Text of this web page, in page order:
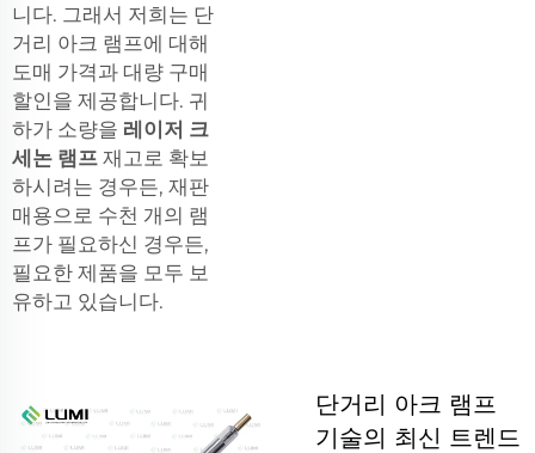
니다. 그래서 저희는 단
거리 아크 램프에 대해
도매 가격과 대량 구매
할인을 제공합니다. 귀
하가 소량을 레이저 크
세논 램프 재고로 확보
하시려는 경우든, 재판
매용으로 수천 개의 램
프가 필요하신 경우든,
필요한 제품을 모두 보
유하고 있습니다.
단거리 아크 램프
기술의 최신 트렌드